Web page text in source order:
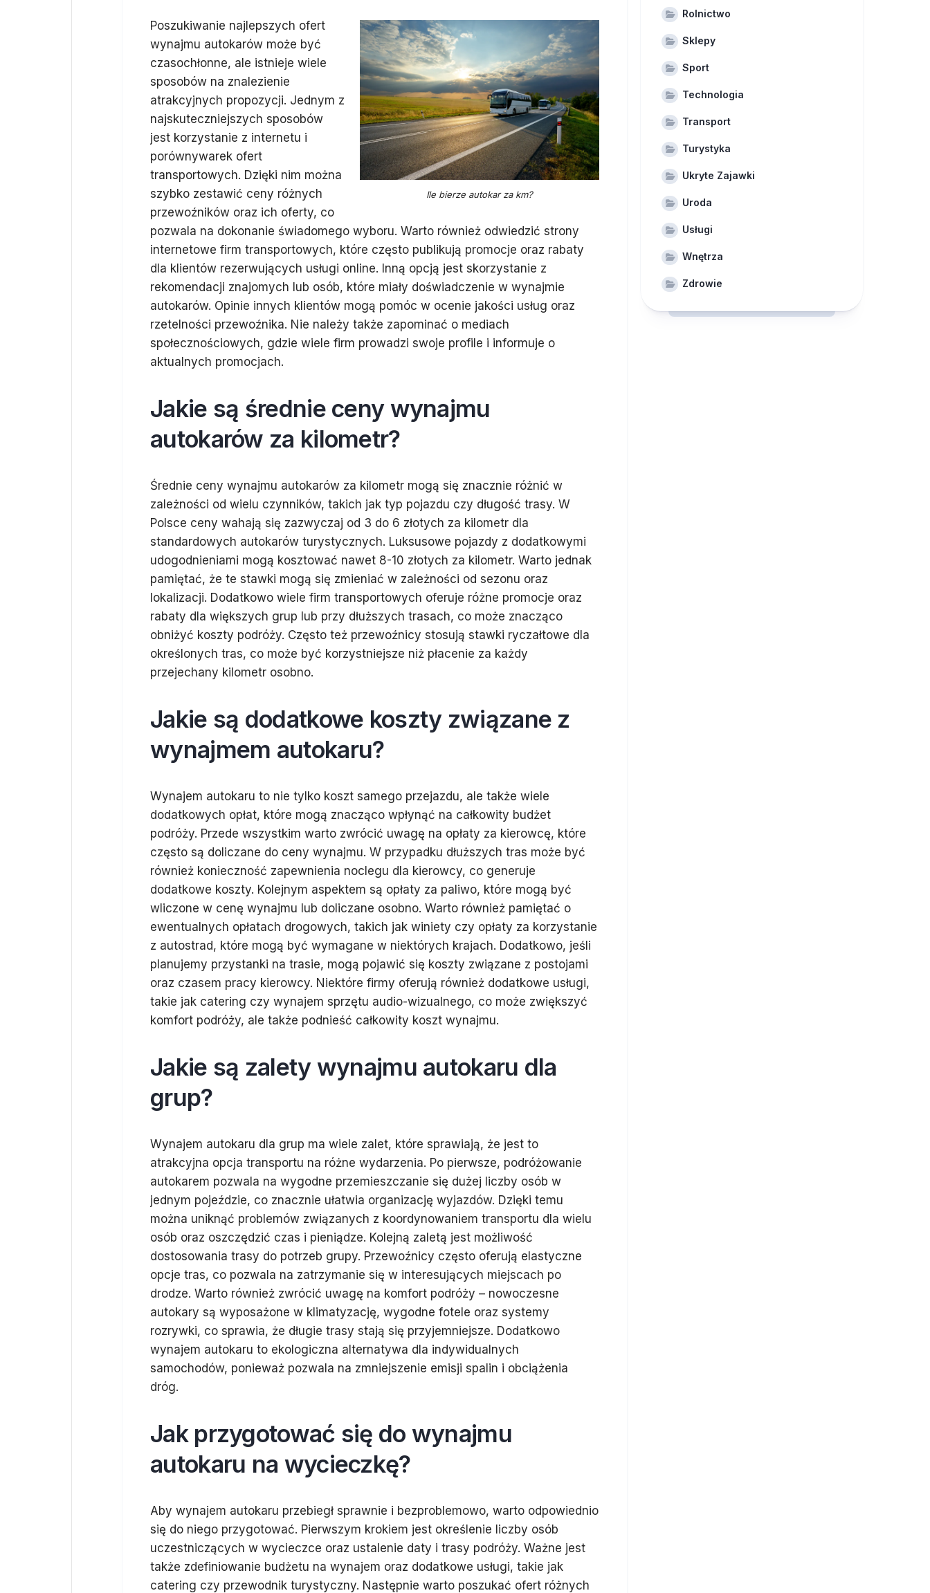
Ile bierze autokar za km?
Poszukiwanie najlepszych ofert
wynajmu autokarów może być
czasochłonne, ale istnieje wiele
sposobów na znalezienie
atrakcyjnych propozycji. Jednym z
najskuteczniejszych sposobów
jest korzystanie z internetu i
porównywarek ofert
transportowych. Dzięki nim można
szybko zestawić ceny różnych
przewoźników oraz ich oferty, co
pozwala na dokonanie świadomego wyboru. Warto również odwiedzić strony
internetowe firm transportowych, które często publikują promocje oraz rabaty
dla klientów rezerwujących usługi online. Inną opcją jest skorzystanie z
rekomendacji znajomych lub osób, które miały doświadczenie w wynajmie
autokarów. Opinie innych klientów mogą pomóc w ocenie jakości usług oraz
rzetelności przewoźnika. Nie należy także zapominać o mediach
społecznościowych, gdzie wiele firm prowadzi swoje profile i informuje o
aktualnych promocjach.
Jakie są średnie ceny wynajmu
autokarów za kilometr?
Średnie ceny wynajmu autokarów za kilometr mogą się znacznie różnić w
zależności od wielu czynników, takich jak typ pojazdu czy długość trasy. W
Polsce ceny wahają się zazwyczaj od 3 do 6 złotych za kilometr dla
standardowych autokarów turystycznych. Luksusowe pojazdy z dodatkowymi
udogodnieniami mogą kosztować nawet 8-10 złotych za kilometr. Warto jednak
pamiętać, że te stawki mogą się zmieniać w zależności od sezonu oraz
lokalizacji. Dodatkowo wiele firm transportowych oferuje różne promocje oraz
rabaty dla większych grup lub przy dłuższych trasach, co może znacząco
obniżyć koszty podróży. Często też przewoźnicy stosują stawki ryczałtowe dla
określonych tras, co może być korzystniejsze niż płacenie za każdy
przejechany kilometr osobno.
Jakie są dodatkowe koszty związane z
wynajmem autokaru?
Wynajem autokaru to nie tylko koszt samego przejazdu, ale także wiele
dodatkowych opłat, które mogą znacząco wpłynąć na całkowity budżet
podróży. Przede wszystkim warto zwrócić uwagę na opłaty za kierowcę, które
często są doliczane do ceny wynajmu. W przypadku dłuższych tras może być
również konieczność zapewnienia noclegu dla kierowcy, co generuje
dodatkowe koszty. Kolejnym aspektem są opłaty za paliwo, które mogą być
wliczone w cenę wynajmu lub doliczane osobno. Warto również pamiętać o
ewentualnych opłatach drogowych, takich jak winiety czy opłaty za korzystanie
z autostrad, które mogą być wymagane w niektórych krajach. Dodatkowo, jeśli
planujemy przystanki na trasie, mogą pojawić się koszty związane z postojami
oraz czasem pracy kierowcy. Niektóre firmy oferują również dodatkowe usługi,
takie jak catering czy wynajem sprzętu audio-wizualnego, co może zwiększyć
komfort podróży, ale także podnieść całkowity koszt wynajmu.
Jakie są zalety wynajmu autokaru dla
grup?
Wynajem autokaru dla grup ma wiele zalet, które sprawiają, że jest to
atrakcyjna opcja transportu na różne wydarzenia. Po pierwsze, podróżowanie
autokarem pozwala na wygodne przemieszczanie się dużej liczby osób w
jednym pojeździe, co znacznie ułatwia organizację wyjazdów. Dzięki temu
można uniknąć problemów związanych z koordynowaniem transportu dla wielu
osób oraz oszczędzić czas i pieniądze. Kolejną zaletą jest możliwość
dostosowania trasy do potrzeb grupy. Przewoźnicy często oferują elastyczne
opcje tras, co pozwala na zatrzymanie się w interesujących miejscach po
drodze. Warto również zwrócić uwagę na komfort podróży – nowoczesne
autokary są wyposażone w klimatyzację, wygodne fotele oraz systemy
rozrywki, co sprawia, że długie trasy stają się przyjemniejsze. Dodatkowo
wynajem autokaru to ekologiczna alternatywa dla indywidualnych
samochodów, ponieważ pozwala na zmniejszenie emisji spalin i obciążenia
dróg.
Jak przygotować się do wynajmu
autokaru na wycieczkę?
Aby wynajem autokaru przebiegł sprawnie i bezproblemowo, warto odpowiednio
się do niego przygotować. Pierwszym krokiem jest określenie liczby osób
uczestniczących w wycieczce oraz ustalenie daty i trasy podróży. Ważne jest
także zdefiniowanie budżetu na wynajem oraz dodatkowe usługi, takie jak
catering czy przewodnik turystyczny. Następnie warto poszukać ofert różnych
Rolnictwo
Sklepy
Sport
Technologia
Transport
Turystyka
Ukryte Zajawki
Uroda
Usługi
Wnętrza
Zdrowie